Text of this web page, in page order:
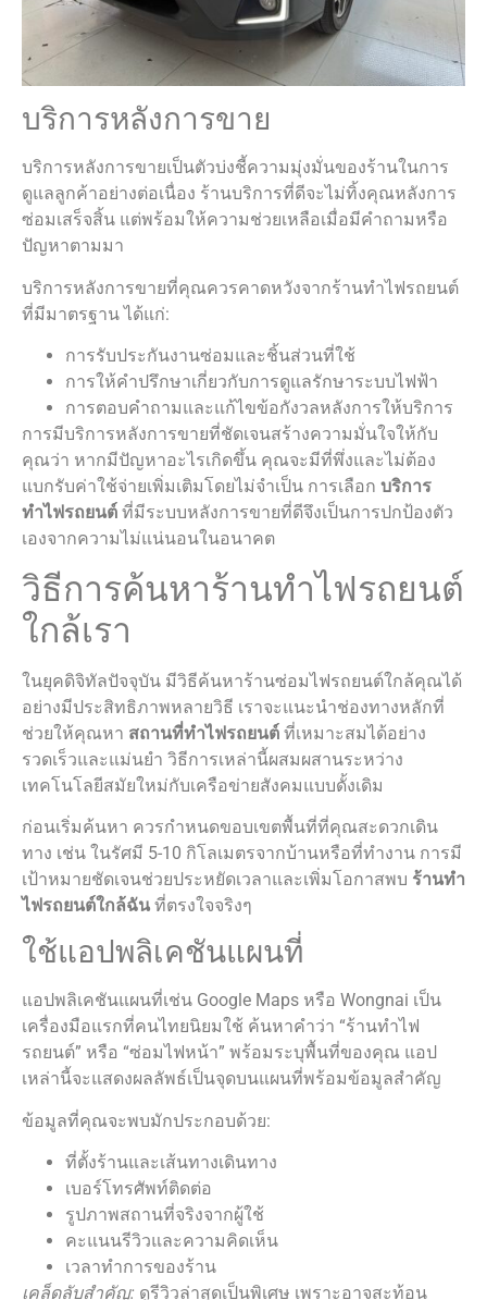
บริการหลังการขาย
บริการหลังการขายเป็นตัวบ่งชี้ความมุ่งมั่นของร้านในการ
ดูแลลูกค้าอย่างต่อเนื่อง ร้านบริการที่ดีจะไม่ทิ้งคุณหลังการ
ซ่อมเสร็จสิ้น แต่พร้อมให้ความช่วยเหลือเมื่อมีคำถามหรือ
ปัญหาตามมา
บริการหลังการขายที่คุณควรคาดหวังจากร้านทำไฟรถยนต์
ที่มีมาตรฐาน ได้แก่:
การรับประกันงานซ่อมและชิ้นส่วนที่ใช้
การให้คำปรึกษาเกี่ยวกับการดูแลรักษาระบบไฟฟ้า
การตอบคำถามและแก้ไขข้อกังวลหลังการให้บริการ
การมีบริการหลังการขายที่ชัดเจนสร้างความมั่นใจให้กับ
คุณว่า หากมีปัญหาอะไรเกิดขึ้น คุณจะมีที่พึ่งและไม่ต้อง
แบกรับค่าใช้จ่ายเพิ่มเติมโดยไม่จำเป็น การเลือก บริการ
ทำไฟรถยนต์ ที่มีระบบหลังการขายที่ดีจึงเป็นการปกป้องตัว
เองจากความไม่แน่นอนในอนาคต
วิธีการค้นหาร้านทำไฟรถยนต์
ใกล้เรา
ในยุคดิจิทัลปัจจุบัน มีวิธีค้นหาร้านซ่อมไฟรถยนต์ใกล้คุณได้
อย่างมีประสิทธิภาพหลายวิธี เราจะแนะนำช่องทางหลักที่
ช่วยให้คุณหา สถานที่ทําไฟรถยนต์ ที่เหมาะสมได้อย่าง
รวดเร็วและแม่นยำ วิธีการเหล่านี้ผสมผสานระหว่าง
เทคโนโลยีสมัยใหม่กับเครือข่ายสังคมแบบดั้งเดิม
ก่อนเริ่มค้นหา ควรกำหนดขอบเขตพื้นที่ที่คุณสะดวกเดิน
ทาง เช่น ในรัศมี 5-10 กิโลเมตรจากบ้านหรือที่ทำงาน การมี
เป้าหมายชัดเจนช่วยประหยัดเวลาและเพิ่มโอกาสพบ ร้านทํา
ไฟรถยนต์ใกล้ฉัน ที่ตรงใจจริงๆ
ใช้แอปพลิเคชันแผนที่
แอปพลิเคชันแผนที่เช่น Google Maps หรือ Wongnai เป็น
เครื่องมือแรกที่คนไทยนิยมใช้ ค้นหาคำว่า “ร้านทำไฟ
รถยนต์” หรือ “ซ่อมไฟหน้า” พร้อมระบุพื้นที่ของคุณ แอป
เหล่านี้จะแสดงผลลัพธ์เป็นจุดบนแผนที่พร้อมข้อมูลสำคัญ
ข้อมูลที่คุณจะพบมักประกอบด้วย:
ที่ตั้งร้านและเส้นทางเดินทาง
เบอร์โทรศัพท์ติดต่อ
รูปภาพสถานที่จริงจากผู้ใช้
คะแนนรีวิวและความคิดเห็น
เวลาทำการของร้าน
เคล็ดลับสำคัญ: ดูรีวิวล่าสุดเป็นพิเศษ เพราะอาจสะท้อน